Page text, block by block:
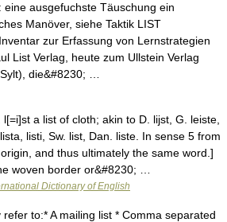
ausgefuchste Täuschung ein
Manöver, siehe Taktik LIST
zur Erfassung von Lernstrategien
List Verlag, heute zum Ullstein Verlag
die&#8230; …
a list of cloth; akin to D. lijst, G. leiste,
listi, Sw. list, Dan. liste. In sense 5 from
and thus ultimately the same word.]
woven border or&#8230; …
Dictionary of English
to:* A mailing list * Comma separated